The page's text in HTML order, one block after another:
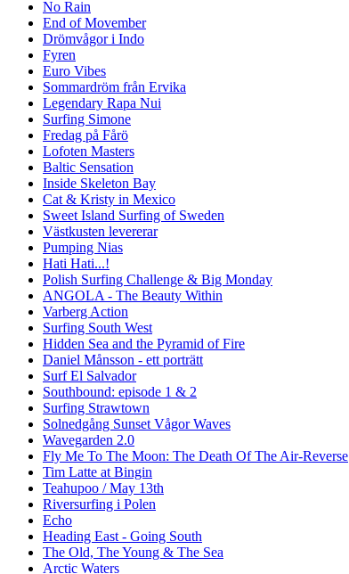
No Rain
End of Movember
Drömvågor i Indo
Fyren
Euro Vibes
Sommardröm från Ervika
Legendary Rapa Nui
Surfing Simone
Fredag på Fårö
Lofoten Masters
Baltic Sensation
Inside Skeleton Bay
Cat & Kristy in Mexico
Sweet Island Surfing of Sweden
Västkusten levererar
Pumping Nias
Hati Hati...!
Polish Surfing Challenge & Big Monday
ANGOLA - The Beauty Within
Varberg Action
Surfing South West
Hidden Sea and the Pyramid of Fire
Daniel Månsson - ett porträtt
Surf El Salvador
Southbound: episode 1 & 2
Surfing Strawtown
Solnedgång Sunset Vågor Waves
Wavegarden 2.0
Fly Me To The Moon: The Death Of The Air-Reverse
Tim Latte at Bingin
Teahupoo / May 13th
Riversurfing i Polen
Echo
Heading East - Going South
The Old, The Young & The Sea
Arctic Waters